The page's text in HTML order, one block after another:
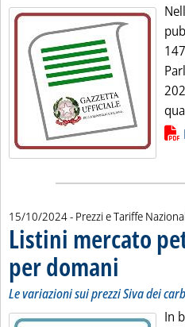
Lista allegati PDF alla
15/10/2024- Prezzi e Tariffe
Listini mercato
per domani . Sottotitolo:
. Pubblicata
Le variazioni sui prezzi Siva dei
In